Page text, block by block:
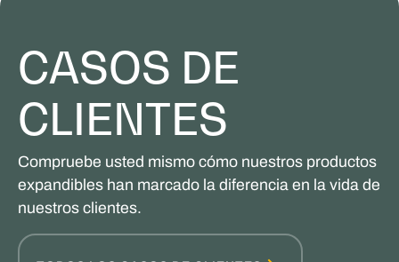
CASOS DE
CLIENTES
Compruebe usted mismo cómo nuestros productos
expandibles han marcado la diferencia en la vida de
nuestros clientes.